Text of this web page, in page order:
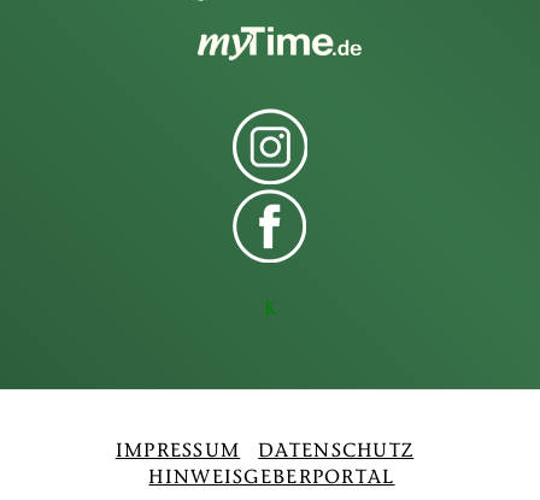
K
IMPRESSUM
DATENSCHUTZ
HINWEISGEBERPORTAL